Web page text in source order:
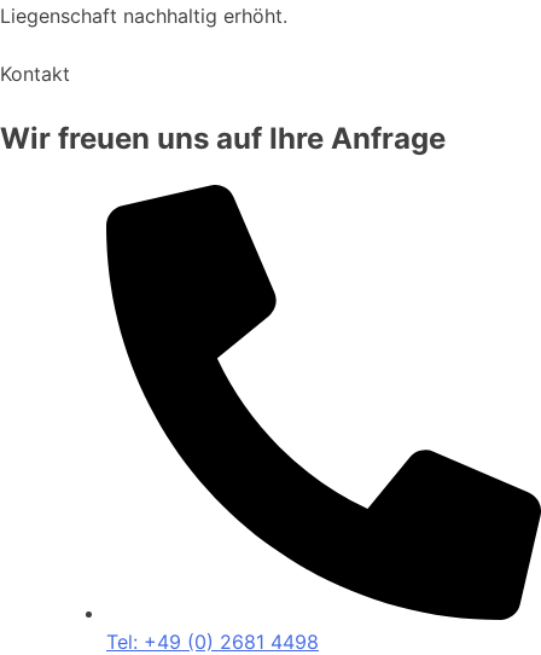
Liegenschaft nachhaltig erhöht.
Kontakt
Wir freuen uns auf Ihre Anfrage
Tel: +49 (0) 2681 4498